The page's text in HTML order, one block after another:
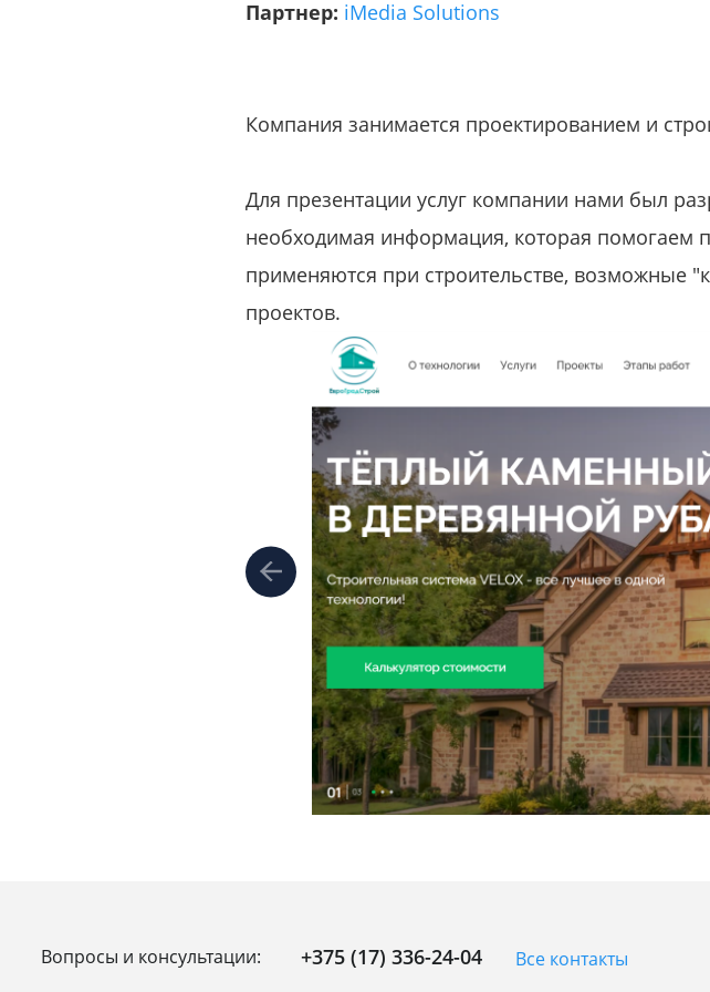
Партнер: iMedia Solutions
Компания занимается проектированием и
Для презентации услуг компании нами был
необходимая информация, которая помогаем
применяются при строительстве, возможные
проектов.
Вопросы и консультации: +375 (17) 336-24-04 Все контакты